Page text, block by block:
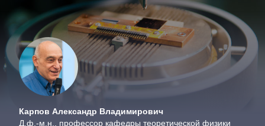
Карпов Александр Владимирович
Д.ф.-м.н., профессор кафедры теоретической физики